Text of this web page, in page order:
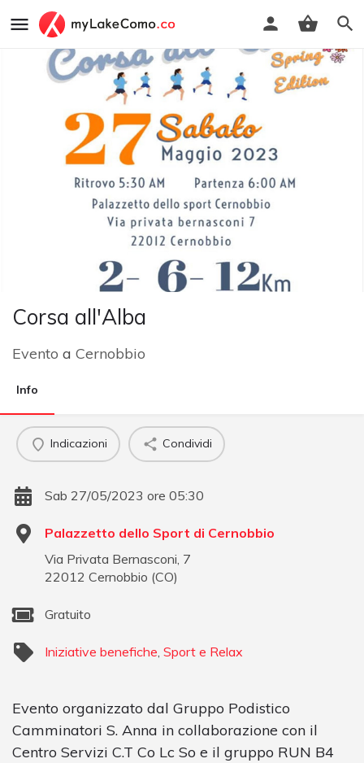
Corsa all'Alba
Evento a Cernobbio
Info
Indicazioni Condividi
Sab 27/05/2023 ore 05:30
Palazzetto dello Sport di Cernobbio
Via Privata Bernasconi, 7
22012 Cernobbio (CO)
Gratuito
Iniziative benefiche Sport e Relax
Evento organizzato dal Gruppo Podistico
Camminatori S. Anna in collaborazione con il
Centro Servizi C.T Co Lc So e il gruppo RUN B4